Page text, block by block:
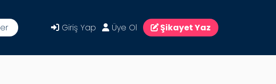
Giriş Yap Üye Ol Şikayet Yaz